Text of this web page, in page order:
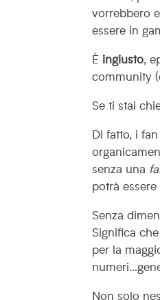
vorrebbero
essere in
È ingiusto,
community
Se ti stai
Di fatto, i
senza una
potrà essere
Senza
Significa
per la
Non solo